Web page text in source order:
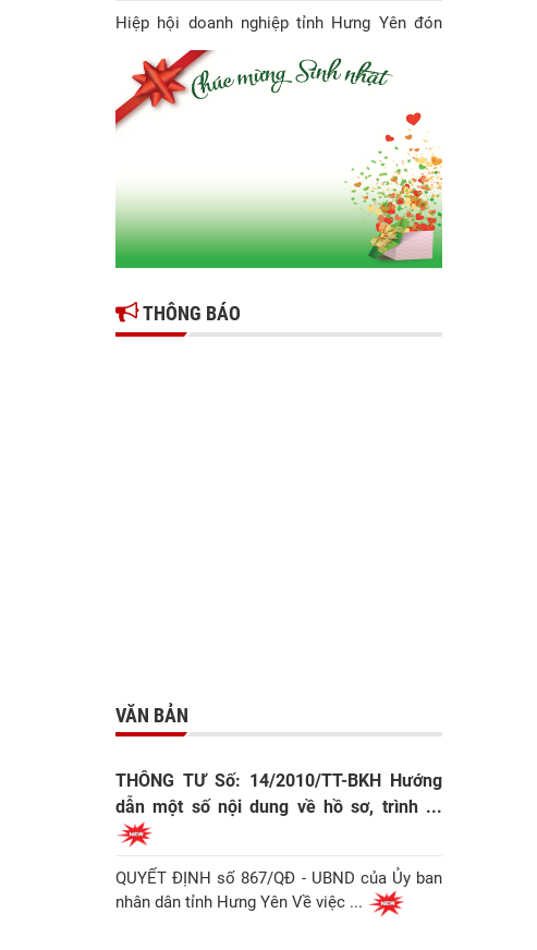
Hiệp hội doanh nghiệp tỉnh Hưng Yên đón
Huân chương Lao động hạng Nhì
Gợi mở giải pháp để thúc đẩy doanh nghiệp
tỉnh Hưng Yên phát triển
Ông Đỗ Văn Vẻ là Chủ tịch Hiệp hội Doanh
Hiệp hội doanh nghiệp tỉnh Hưng Yên: Cập
nhật chính sách thuế mới và phòng ngừa rủi
ro thuế cho doanh nghiệp
THÔNG BÁO
VĂN BẢN
THÔNG TƯ Số: 14/2010/TT-BKH Hướng
dẫn một số nội dung về hồ sơ, trình ...
QUYẾT ĐỊNH số 867/QĐ - UBND của Ủy ban
nhân dân tỉnh Hưng Yên Về việc ...